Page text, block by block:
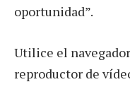
oportunidad”.
Utilice el
reproductor de